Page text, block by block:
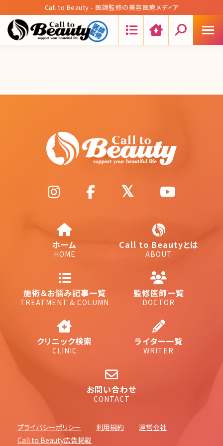
Call to Beauty - 医師監修の美容医療メディア
ホーム
HOME
Call to Beautyとは
ABOUT
施術＆お悩み記事一覧
TREATMENT & COLUMN
監修医師一覧
DOCTOR
クリニック検索
CLINIC
ライター一覧
WRITER
お問い合わせ
CONTACT
プライバシーポリシー 利用規約
運営会社
Call to Beauty広告掲載